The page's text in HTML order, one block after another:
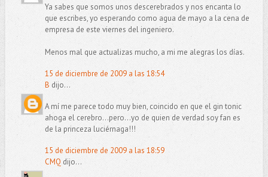
Ya sabes que somos unos descerebrados y nos encanta lo
que escribes, yo esperando como agua de mayo a la cena de
empresa de este viernes del ingeniero.
Menos mal que actualizas mucho, a mi me alegras los días.
15 de diciembre de 2009 a las 18:54
B dijo...
A mí me parece todo muy bien, coincido en que el gin tonic
ahoga el cerebro...pero...yo de quien de verdad soy fan es
de la princeza luciérnaga!!!
15 de diciembre de 2009 a las 18:59
CMQ dijo...